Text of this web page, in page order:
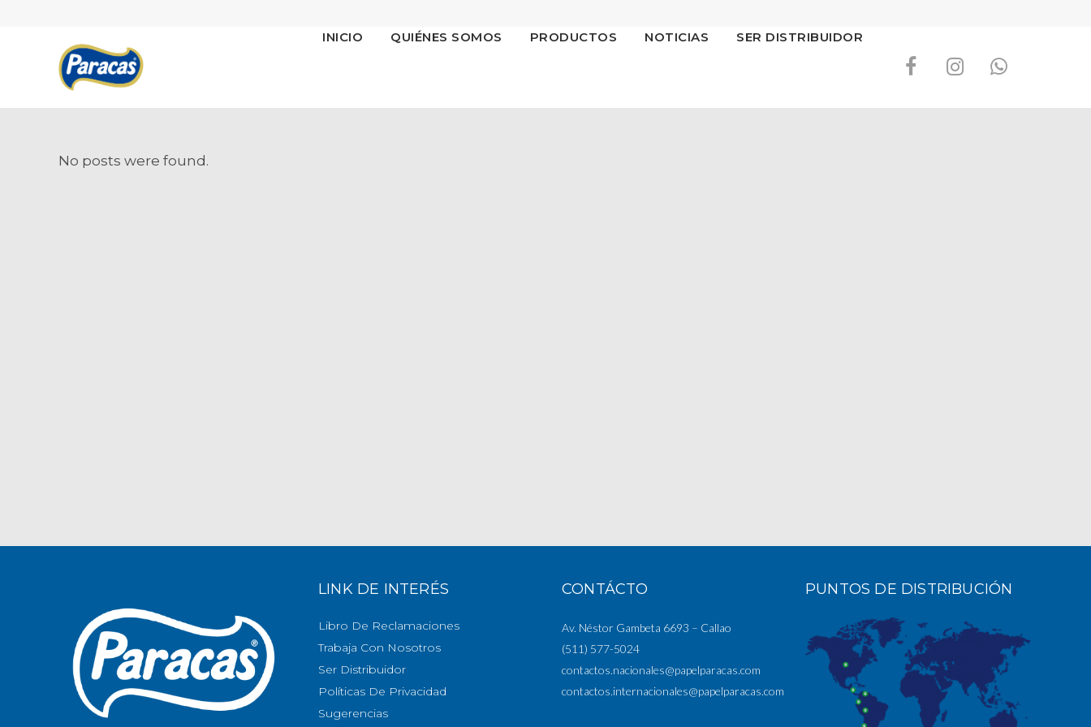
INICIO QUIÉNES SOMOS PRODUCTOS NOTICIAS SER DISTRIBUIDOR
No posts were found.
LINK DE INTERÉS
Libro De Reclamaciones
Trabaja Con Nosotros
Ser Distribuidor
Políticas De Privacidad
Sugerencias
CONTÁCTO
Av. Néstor Gambeta 6693 – Callao
(511) 577-5024
contactos.nacionales@papelparacas.com
contactos.internacionales@papelparacas.com
PUNTOS DE DISTRIBUCIÓN